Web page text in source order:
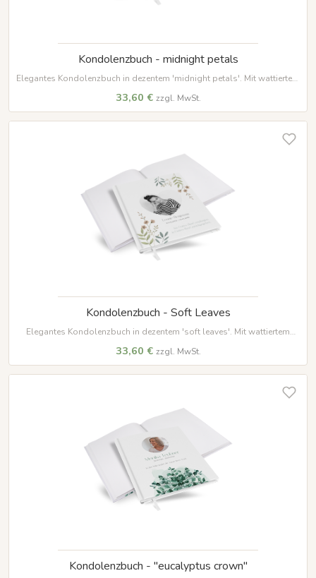
Kondolenzbuch - midnight petals
Elegantes Kondolenzbuch in dezentem 'midnight petals'. Mit wattiertem
Lesezeichenband – ein würdevoller Ort für Erinnerungen.
33,60 € zzgl. MwSt.
Kondolenzbuch - Soft Leaves
Elegantes Kondolenzbuch in dezentem 'soft leaves'. Mit wattiertem
Lesezeichenband – ein würdevoller Ort für Erinnerungen.
33,60 € zzgl. MwSt.
Kondolenzbuch - "eucalyptus crown"